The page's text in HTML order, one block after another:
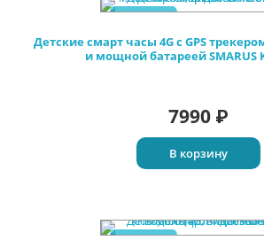
Новинка
Детские смарт часы 4G c GPS
и мощной батареей SMARUS
7990 ₽
В корзину
Новинка